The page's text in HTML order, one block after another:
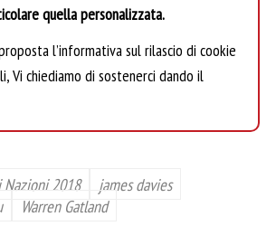
quella personalizzata.
l’informativa sul rilascio di cookie
Vi chiediamo di sostenerci dando il
Nazioni 2018
james davies
Warren Gatland